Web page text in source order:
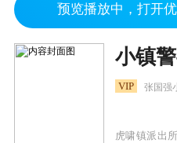
预览播放中，打开
小镇
VIP 张国强
虎啸镇派出